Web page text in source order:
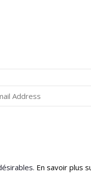
En savoir plus